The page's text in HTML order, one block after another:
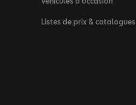
Listes de prix & catalogues